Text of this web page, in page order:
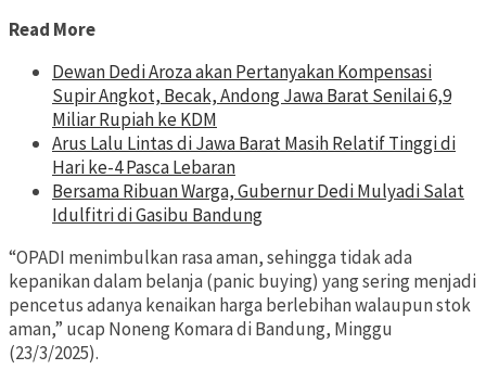
Read More
Dewan Dedi Aroza akan Pertanyakan Kompensasi
Supir Angkot, Becak, Andong Jawa Barat Senilai 6,9
Miliar Rupiah ke KDM
Arus Lalu Lintas di Jawa Barat Masih Relatif Tinggi di
Hari ke-4 Pasca Lebaran
Bersama Ribuan Warga, Gubernur Dedi Mulyadi Salat
Idulfitri di Gasibu Bandung
“OPADI menimbulkan rasa aman, sehingga tidak ada
kepanikan dalam belanja (panic buying) yang sering menjadi
pencetus adanya kenaikan harga berlebihan walaupun stok
aman,” ucap Noneng Komara di Bandung, Minggu
(23/3/2025).